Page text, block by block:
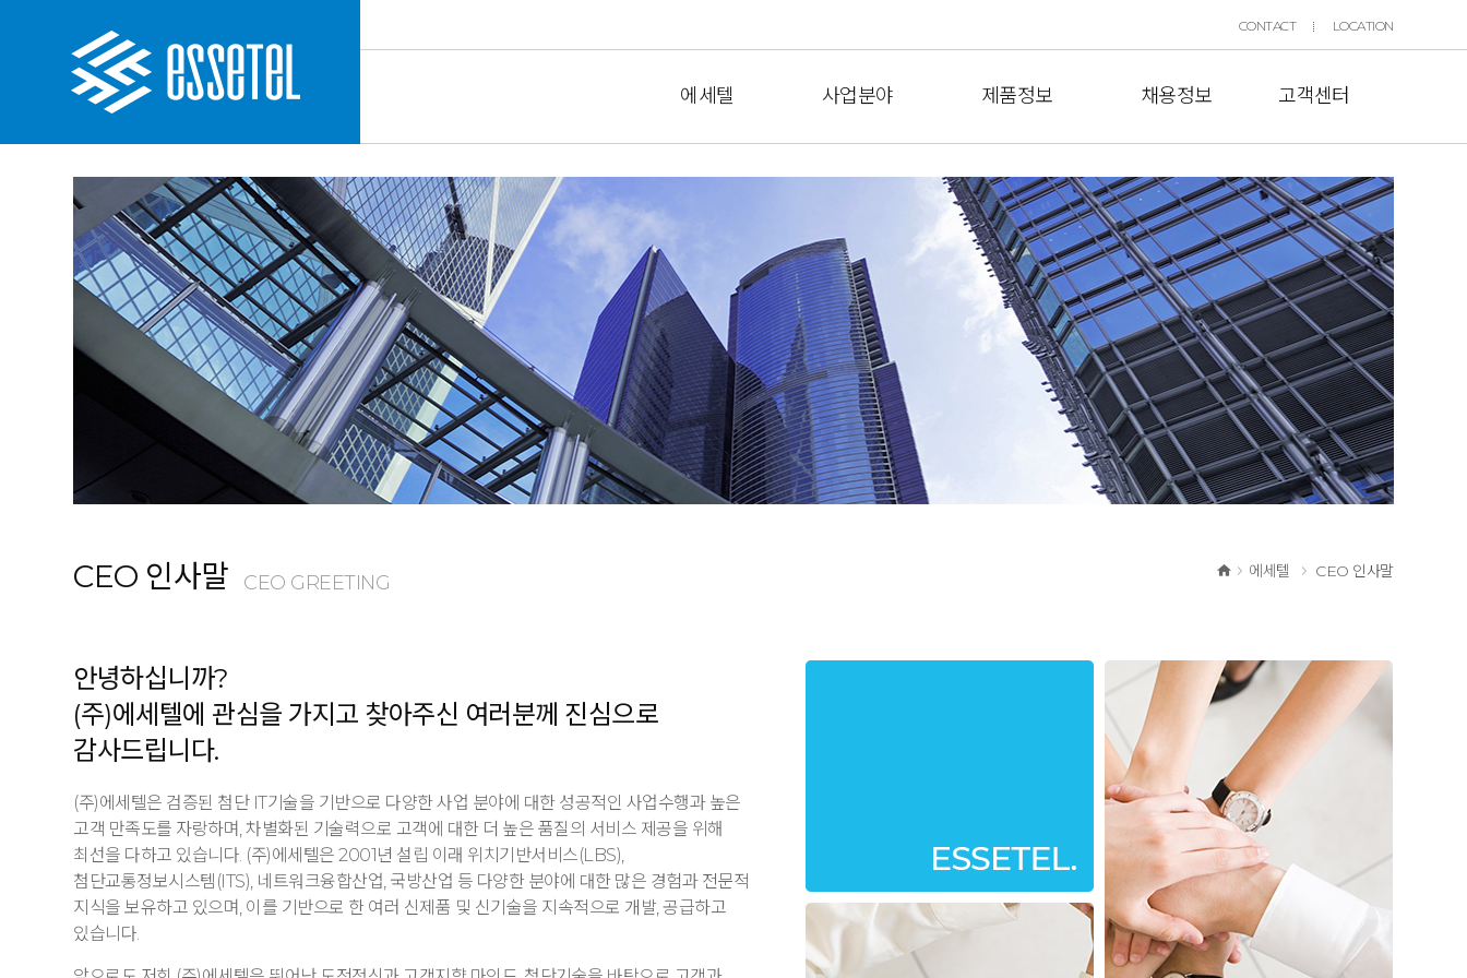
CONTACT LOCATION
에세텔 사업분야 제품정보 채용정보 고객센터
CEO 인사말 CEO GREETING
에세텔 CEO 인사말
안녕하십니까?
(주)에세텔에 관심을 가지고 찾아주신 여러분께 진심으로
감사드립니다.
(주)에세텔은 검증된 첨단 IT기술을 기반으로 다양한 사업 분야에 대한 성공적인 사업수행과 높은
고객 만족도를 자랑하며, 차별화된 기술력으로 고객에 대한 더 높은 품질의 서비스 제공을 위해
최선을 다하고 있습니다. (주)에세텔은 2001년 설립 이래 위치기반서비스(LBS),
첨단교통정보시스템(ITS), 네트워크융합산업, 국방산업 등 다양한 분야에 대한 많은 경험과 전문적
지식을 보유하고 있으며, 이를 기반으로 한 여러 신제품 및 신기술을 지속적으로 개발, 공급하고
있습니다.